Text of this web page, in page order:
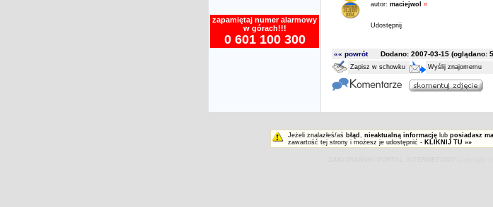
zapamiętaj numer alarmowy
w górach!!!
0 601 100 300
autor: maciejwol »
Udostępnij
«« powrótDodano: 2007-03-15 (oglądano:
Zapisz w schowku Wyślij znajomemu
Jeżeli znalazłeś/aś błąd , nieaktualną informację lub posiadasz
zawartość tej strony i możesz je udostępnić - KLIKNIJ TU »»